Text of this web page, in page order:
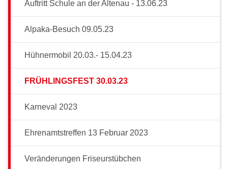
Auftritt Schule an der Altenau - 13.06.23
Alpaka-Besuch 09.05.23
Hühnermobil 20.03.- 15.04.23
FRÜHLINGSFEST 30.03.23
Karneval 2023
Ehrenamtstreffen 13 Februar 2023
Veränderungen Friseurstübchen